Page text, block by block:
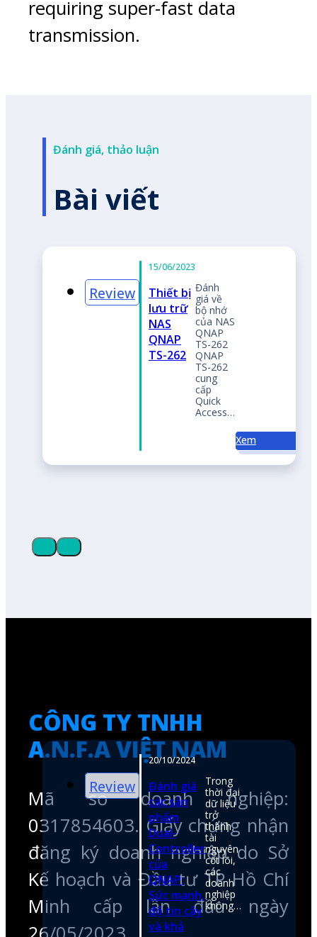
requiring super-fast data
transmission.
Đánh giá, thảo luận
Bài viết
A.N.F.A VIỆT NAM
đăng ký doanh nghiệp do Sở
Kế hoạch và Đầu tư TP Hồ Chí
Minh cấp lần đầu ngày
26/05/2023
hotline
0974050107
email